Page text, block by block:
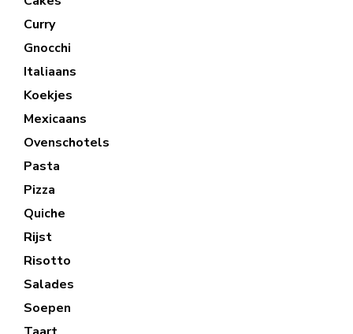
Curry
Gnocchi
Italiaans
Koekjes
Mexicaans
Ovenschotels
Pasta
Pizza
Quiche
Rijst
Risotto
Salades
Soepen